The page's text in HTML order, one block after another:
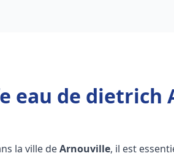
eau de dietrich
la ville deArnouville, il est